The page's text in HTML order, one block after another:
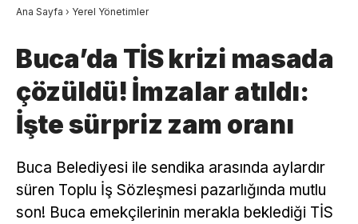
Ana Sayfa › Yerel Yönetimler
Buca’da TİS krizi masada
çözüldü! İmzalar atıldı:
İşte sürpriz zam oranı
Buca Belediyesi ile sendika arasında aylardır
süren Toplu İş Sözleşmesi pazarlığında mutlu
son! Buca emekçilerinin merakla beklediği TİS